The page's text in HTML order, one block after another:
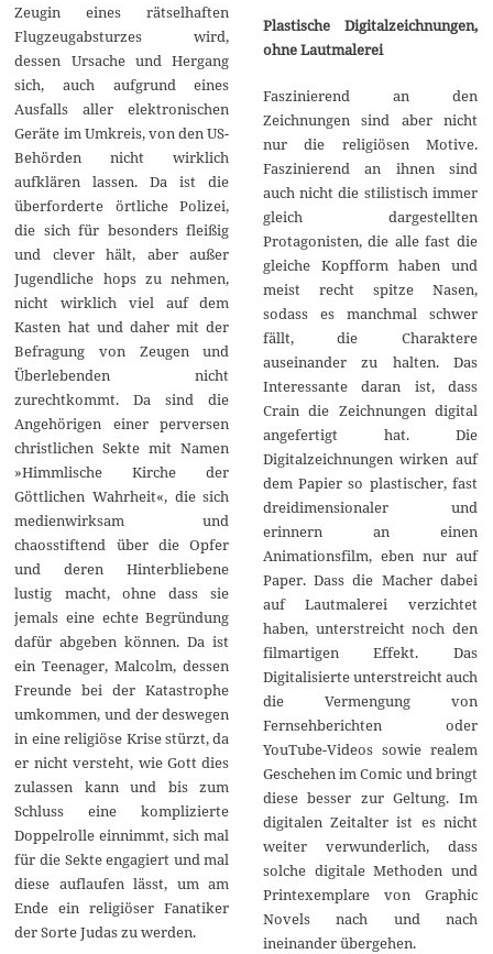
Zeugin eines rätselhaften
Flugzeugabsturzes wird,
dessen Ursache und Hergang
sich, auch aufgrund eines
Ausfalls aller elektronischen
Geräte im Umkreis, von den US-
Behörden nicht wirklich
aufklären lassen. Da ist die
überforderte örtliche Polizei,
die sich für besonders fleißig
und clever hält, aber außer
Jugendliche hops zu nehmen,
nicht wirklich viel auf dem
Kasten hat und daher mit der
Befragung von Zeugen und
Überlebenden nicht
zurechtkommt. Da sind die
Angehörigen einer perversen
christlichen Sekte mit Namen
»Himmlische Kirche der
Göttlichen Wahrheit«, die sich
medienwirksam und
chaosstiftend über die Opfer
und deren Hinterbliebene
lustig macht, ohne dass sie
jemals eine echte Begründung
dafür abgeben können. Da ist
ein Teenager, Malcolm, dessen
Freunde bei der Katastrophe
umkommen, und der deswegen
in eine religiöse Krise stürzt, da
er nicht versteht, wie Gott dies
zulassen kann und bis zum
Schluss eine komplizierte
Doppelrolle einnimmt, sich mal
für die Sekte engagiert und mal
diese auflaufen lässt, um am
Ende ein religiöser Fanatiker
der Sorte Judas zu werden.
Plastische Digitalzeichnungen,
ohne Lautmalerei
Faszinierend an den
Zeichnungen sind aber nicht
nur die religiösen Motive.
Faszinierend an ihnen sind
auch nicht die stilistisch immer
gleich dargestellten
Protagonisten, die alle fast die
gleiche Kopfform haben und
meist recht spitze Nasen,
sodass es manchmal schwer
fällt, die Charaktere
auseinander zu halten. Das
Interessante daran ist, dass
Crain die Zeichnungen digital
angefertigt hat. Die
Digitalzeichnungen wirken auf
dem Papier so plastischer, fast
dreidimensionaler und
erinnern an einen
Animationsfilm, eben nur auf
Paper. Dass die Macher dabei
auf Lautmalerei verzichtet
haben, unterstreicht noch den
filmartigen Effekt. Das
Digitalisierte unterstreicht auch
die Vermengung von
Fernsehberichten oder
YouTube-Videos sowie realem
Geschehen im Comic und bringt
diese besser zur Geltung. Im
digitalen Zeitalter ist es nicht
weiter verwunderlich, dass
solche digitale Methoden und
Printexemplare von Graphic
Novels nach und nach
ineinander übergehen.